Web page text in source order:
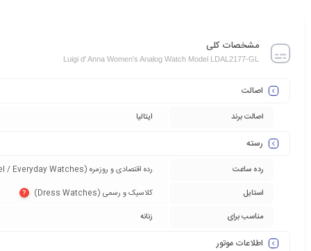
مشخصات کلی
Luigi d' Anna Women's Analog Watch Model LDAL2177-GL
اصالت
اصالت برند ایتالیا
رسته
رده ساعت
رده اقتصادی و روزمره (Entry-Level / Everyday Watches)‏
استایل
کلاسیک و رسمی (Dress Watches)‏ ?
مناسب برای زنانه
اطلاعات موتور